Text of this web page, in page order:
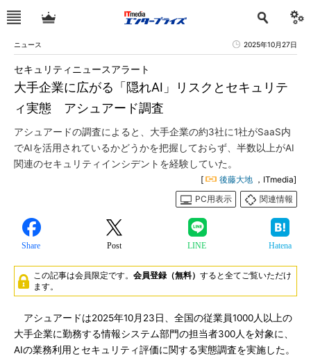
ニュース 2025年10月27日
大手企業に広がる「隠れAI」リスクとセキュリテ
ィ実態 アシュアード調査
セキュリティニュースアラート
アシュアードの調査によると、大手企業の約3社に1社がSaaS内
でAIを活用されているかどうかを把握しておらず、半数以上がAI
関連のセキュリティインシデントを経験していた。
[ 後藤大地 ，ITmedia]
PC用表示
関連情報
Share Post LINE Hatena
この記事は会員限定です。 会員登録（無料） すると全てご覧いただけ
ます。
アシュアードは2025年10月23日、全国の従業員1000人以上の
大手企業に勤務する情報システム部門の担当者300人を対象に、
AIの業務利用とセキュリティ評価に関する実態調査を実施した。